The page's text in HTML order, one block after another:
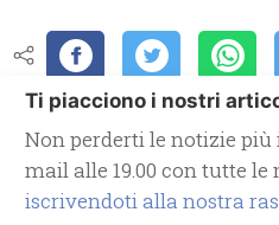
Ti piacciono i nostri
Non perderti le notizie
mail alle 19.00 con tutte
iscrivendoti alla nostra